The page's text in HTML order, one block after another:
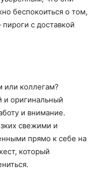
беспокоиться о том,
с доставкой
или коллегам?
и оригинальный
и внимание.
свежими и
прямо к себе на
который